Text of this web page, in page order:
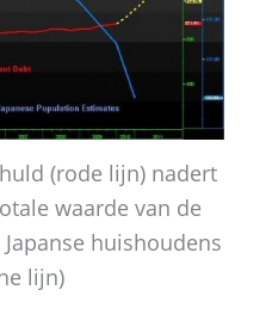
(rode lijn) nadert
waarde van de
huishoudens
lijn)